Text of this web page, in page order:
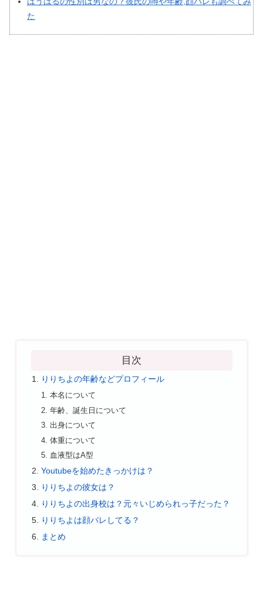
た
目次
りりちよの年齢などプロフィール
本名について
年齢、誕生日について
出身について
体重について
血液型はA型
Youtubeを始めたきっかけは？
りりちよの彼女は？
りりちよの出身校は？元々いじめられっ子だった？
りりちよは顔バレしてる？
まとめ